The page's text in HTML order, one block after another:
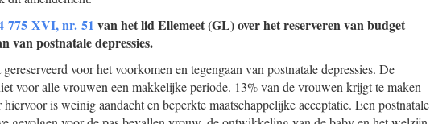
775 XVI, nr. 51 van het lid Ellemeet (GL) over het reserveren van budget
van postnatale depressies.
voor het voorkomen en tegengaan van postnatale depressies. De
voor alle vrouwen een makkelijke periode. 13% van de vrouwen krijgt te maken
hiervoor is weinig aandacht en beperkte maatschappelijke acceptatie. Een postnatale